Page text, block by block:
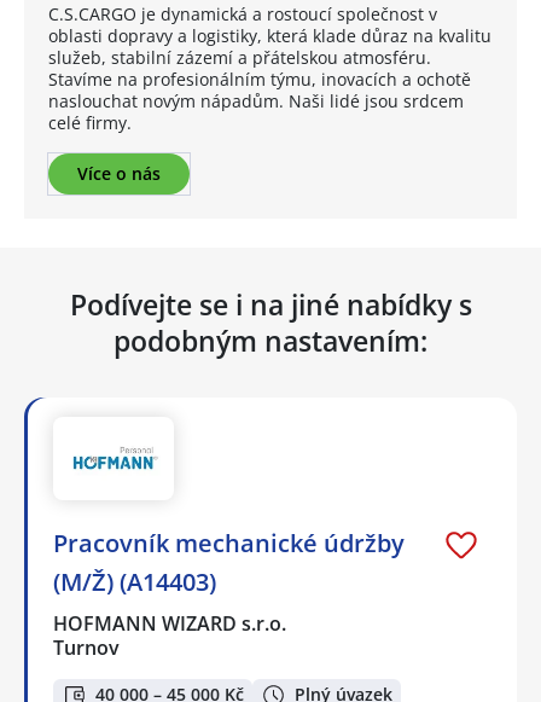
C.S.CARGO je dynamická a rostoucí společnost v
oblasti dopravy a logistiky, která klade důraz na kvalitu
služeb, stabilní zázemí a přátelskou atmosféru.
Stavíme na profesionálním týmu, inovacích a ochotě
naslouchat novým nápadům. Naši lidé jsou srdcem
celé firmy.
Více o nás
Podívejte se i na jiné nabídky s
podobným nastavením:
Pracovník mechanické údržby
(M/Ž) (A14403)
HOFMANN WIZARD s.r.o.
Turnov
40 000 – 45 000 Kč Plný úvazek